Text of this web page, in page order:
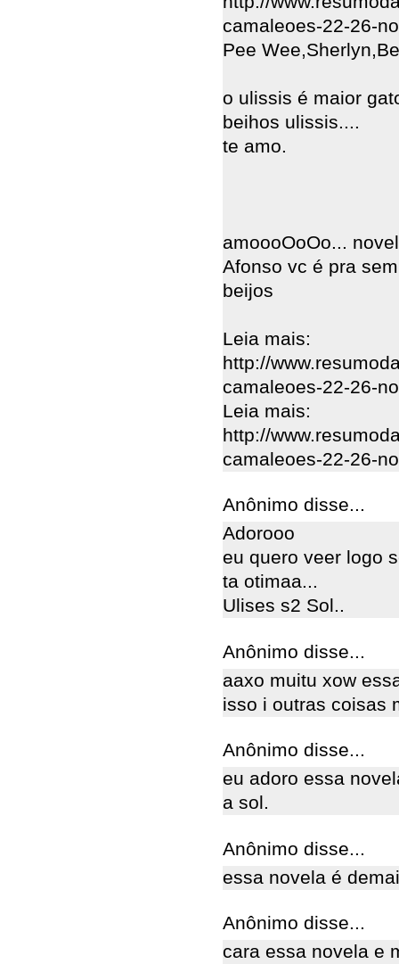
camaleoes-22-26-
Pee
o ulissis é maior
beihos ulissis....
te amo.
amoooOoOo...
Afonso vc é pra
beijos
Leia mais:
http://
camaleoes-22-26-
Leia mais:
http://
camaleoes-22-26-
Anônimo disse...
Adorooo
eu quero veer logo
ta otimaa...
Ulises s2 Sol..
Anônimo disse...
aaxo muitu xow
isso i outras coisas
Anônimo disse...
eu adoro essa
a sol.
Anônimo disse...
essa novela é
Anônimo disse...
cara essa novela e